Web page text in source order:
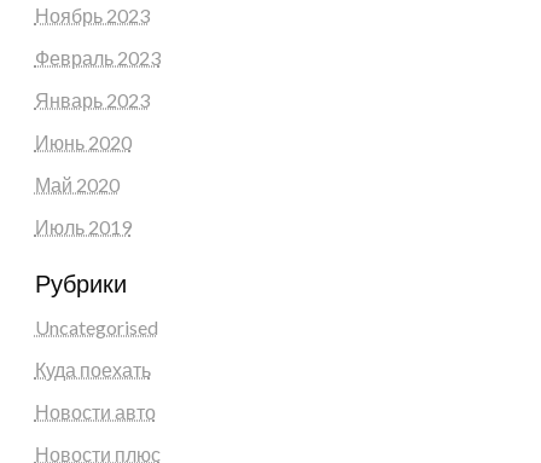
Ноябрь 2023
Февраль 2023
Январь 2023
Июнь 2020
Май 2020
Июль 2019
Рубрики
Uncategorised
Куда поехать
Новости авто
Новости плюс